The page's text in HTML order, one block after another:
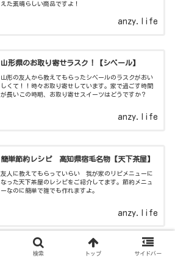
えた素晴らしい商品ですよ！
anzy.life
山形県のお取り寄せラスク！【シベール】
山形の友人から教えてもらったシベールのラスクがおい
しくて！！時々お取り寄せしています。家で過ごす時間
が長いこの時期、お取り寄せスイーツはどうですか？
anzy.life
簡単節約レシピ 高知県宿毛名物【天下茶屋】
友人に教えてもらっていらい 我が家のリピメニューに
なった天下茶屋のレシピをご紹介してます。節約メニュ
ーなのに簡単で誰でも作れますよ。
anzy.life
すし酢だけじゃもったい！「馬路ずしの素」
検索 トップ サイドバー